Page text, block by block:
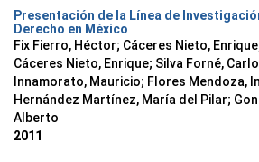
Presentación de la Línea de
Derecho en México
Fix Fierro, Héctor; Cáceres Nieto, Enrique
Cáceres Nieto, Enrique; Silva Forné,
Innamorato, Mauricio; Flores Mendoza,
Hernández Martínez, María del Pilar;
Alberto
2011